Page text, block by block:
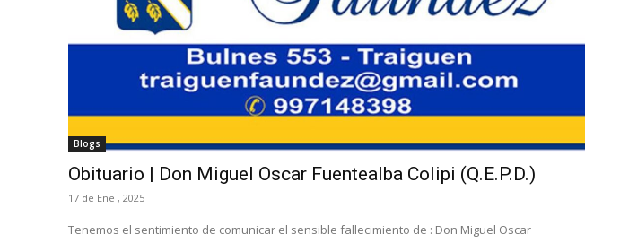
Blogs
Obituario | Don Miguel Oscar Fuentealba Colipi (Q.E.P.D.)
17 de Ene , 2025
Tenemos el sentimiento de comunicar el sensible fallecimiento de : Don Miguel Oscar